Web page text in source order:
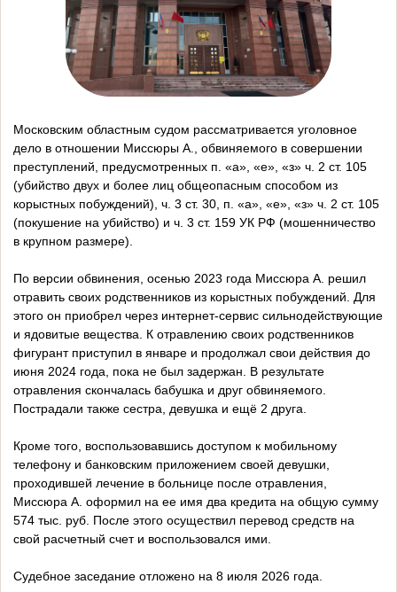
Московским областным судом рассматривается уголовное
дело в отношении Миссюры А., обвиняемого в совершении
преступлений, предусмотренных п. «а», «е», «з» ч. 2 ст. 105
(убийство двух и более лиц общеопасным способом из
корыстных побуждений), ч. 3 ст. 30, п. «а», «е», «з» ч. 2 ст. 105
(покушение на убийство) и ч. 3 ст. 159 УК РФ (мошенничество
в крупном размере).
По версии обвинения, осенью 2023 года Миссюра А. решил
отравить своих родственников из корыстных побуждений. Для
этого он приобрел через интернет-сервис сильнодействующие
и ядовитые вещества. К отравлению своих родственников
фигурант приступил в январе и продолжал свои действия до
июня 2024 года, пока не был задержан. В результате
отравления скончалась бабушка и друг обвиняемого.
Пострадали также сестра, девушка и ещё 2 друга.
Кроме того, воспользовавшись доступом к мобильному
телефону и банковским приложением своей девушки,
проходившей лечение в больнице после отравления,
Миссюра А. оформил на ее имя два кредита на общую сумму
574 тыс. руб. После этого осуществил перевод средств на
свой расчетный счет и воспользовался ими.
Судебное заседание отложено на 8 июля 2026 года.